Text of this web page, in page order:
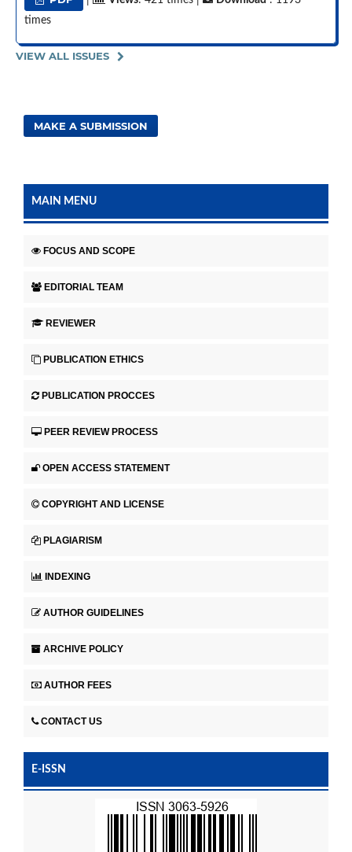
times
VIEW ALL ISSUES
MAKE A SUBMISSION
MAIN MENU
FOCUS AND SCOPE
EDITORIAL TEAM
REVIEWER
PUBLICATION ETHICS
PUBLICATION PROCCES
PEER REVIEW PROCESS
OPEN ACCESS STATEMENT
COPYRIGHT AND LICENSE
PLAGIARISM
INDEXING
AUTHOR GUIDELINES
ARCHIVE POLICY
AUTHOR FEES
CONTACT US
E-ISSN